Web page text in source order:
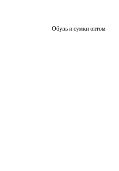
Обувь и сумки оптом